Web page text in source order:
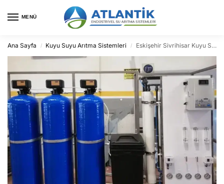
MENÜ
Ana Sayfa / Kuyu Suyu Arıtma Sistemleri / Eskişehir Sivrihisar Kuyu Suyu Arıtma